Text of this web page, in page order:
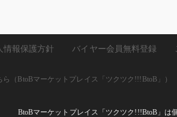
情報保護方針 バイヤー会員無料登録
（BtoBマーケットプレイス「ツクツク!!!BtoB」）
BtoBマーケットプレイス「ツクツク!!!BtoB」は